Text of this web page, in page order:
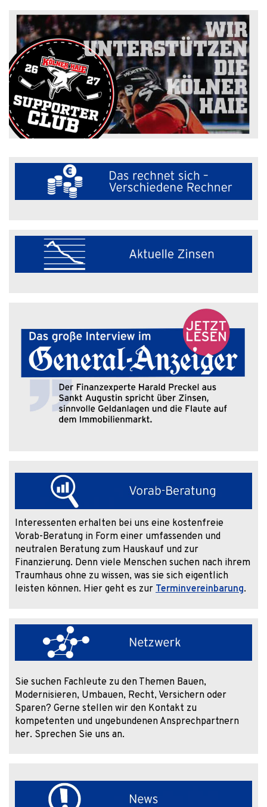
Interessenten erhalten bei uns eine kostenfreie
Vorab-Beratung in Form einer umfassenden und
neutralen Beratung zum Hauskauf und zur
Finanzierung. Denn viele Menschen suchen nach ihrem
Traumhaus ohne zu wissen, was sie sich eigentlich
leisten können. Hier geht es zur Terminvereinbarung.
Sie suchen Fachleute zu den Themen Bauen,
Modernisieren, Umbauen, Recht, Versichern oder
Sparen? Gerne stellen wir den Kontakt zu
kompetenten und ungebundenen Ansprechpartnern
her. Sprechen Sie uns an.